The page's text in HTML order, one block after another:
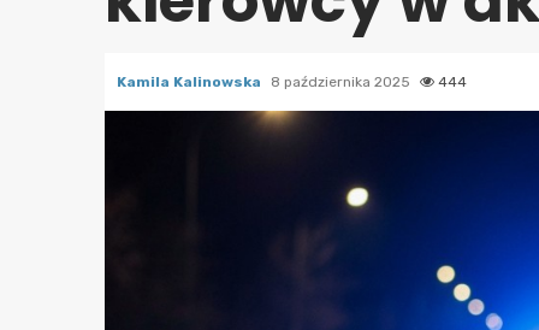
Kamila Kalinowska 8 października 2025 444